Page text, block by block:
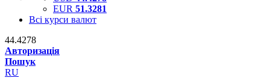
EUR 51.3281
Всі курси валют
44.4278
Авторизація
Пошук
RU